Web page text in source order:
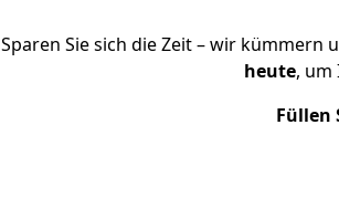
Sparen Sie sich die Zeit – wir
heute, um
Füllen